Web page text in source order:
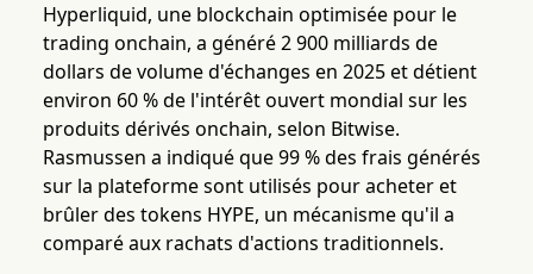
Hyperliquid, une blockchain optimisée pour le
trading onchain, a généré 2 900 milliards de
dollars de volume d'échanges en 2025 et détient
environ 60 % de l'intérêt ouvert mondial sur les
produits dérivés onchain, selon Bitwise.
Rasmussen a indiqué que 99 % des frais générés
sur la plateforme sont utilisés pour acheter et
brûler des tokens HYPE, un mécanisme qu'il a
comparé aux rachats d'actions traditionnels.